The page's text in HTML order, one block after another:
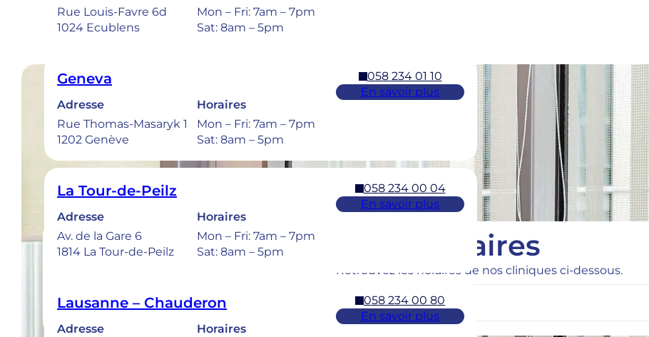
Rue Louis-Favre 6d
1024 Ecublens
Mon – Fri: 7am – 7pm
Sat: 8am – 5pm
Geneva
Adresse
Rue Thomas-Masaryk 1
1202 Genève
Horaires
Mon – Fri: 7am – 7pm
Sat: 8am – 5pm
058 234 01 10
En savoir plus
La Tour-de-Peilz
Adresse
Av. de la Gare 6
1814 La Tour-de-Peilz
Horaires
Mon – Fri: 7am – 7pm
Sat: 8am – 5pm
058 234 00 04
En savoir plus
Lausanne – Chauderon
Adresse
Horaires
058 234 00 80
En savoir plus
Horaires
Retrouvez les horaires de nos cliniques ci-dessous.